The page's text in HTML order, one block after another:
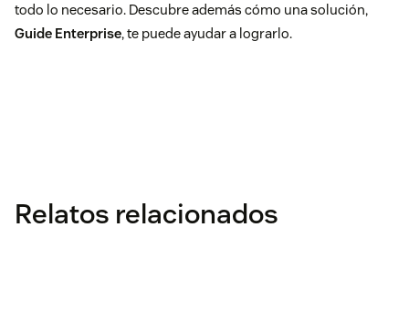
todo lo necesario. Descubre además cómo una solución,
Guide Enterprise, te puede ayudar a lograrlo.
Relatos relacionados